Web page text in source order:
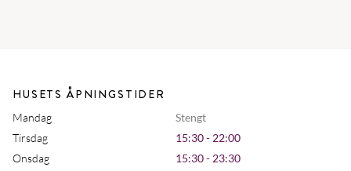
HUSETS ÅPNINGSTIDER
Mandag
Stengt
Tirsdag
15:30 - 22:00
Onsdag
15:30 - 23:30